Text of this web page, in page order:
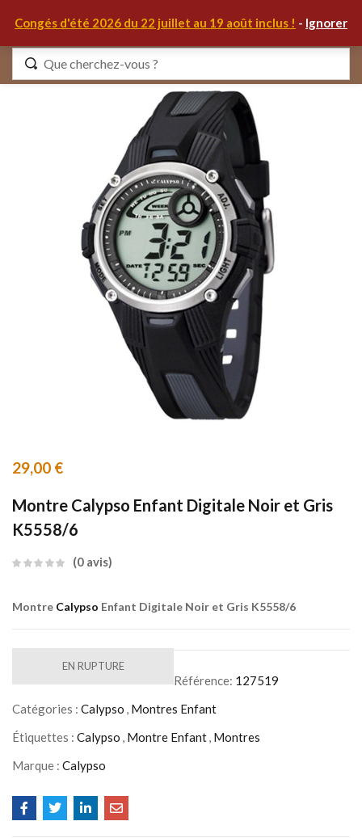
Congés d'été 2026 du 22 juillet au 19 août inclus ! - Ignorer
29,00 €
Montre Calypso Enfant Digitale Noir et Gris
K5558/6
0 avis
Montre Calypso Enfant Digitale Noir et Gris K5558/6
EN RUPTURE
Référence: 127519
Catégories : Calypso , Montres Enfant
Étiquettes : Calypso , Montre Enfant, Montres
Marque : Calypso
Identifiez-vous
Se souvenir de moi Mot de passe oublié ?
S'IDENTIFIER
MON COMPTE